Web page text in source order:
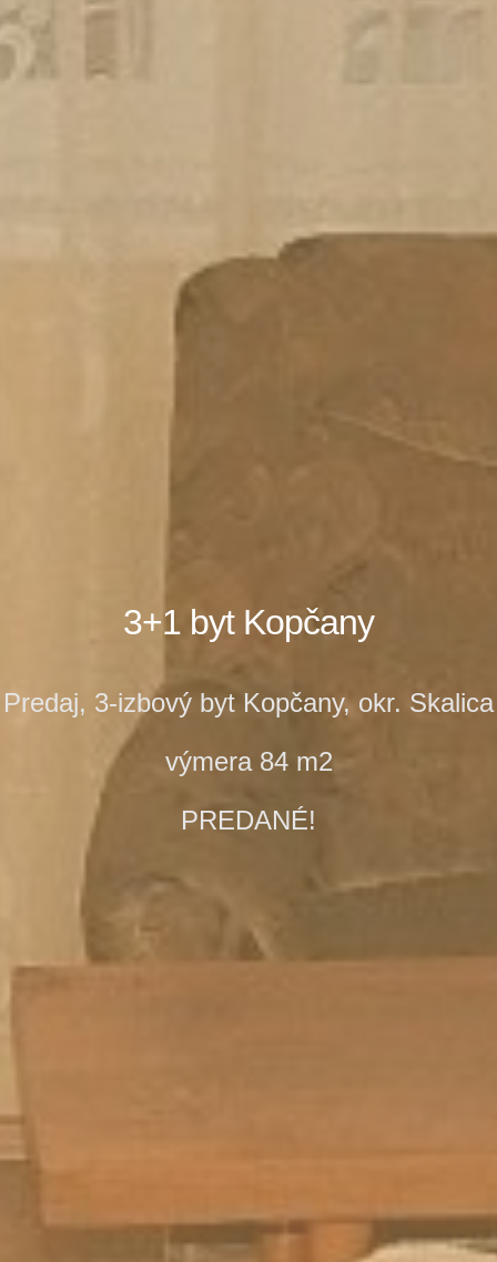
3+1 byt Kopčany
Predaj, 3-izbový byt Kopčany, okr. Skalica
výmera 84 m2
PREDANÉ!